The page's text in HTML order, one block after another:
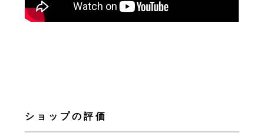
ショップの評価